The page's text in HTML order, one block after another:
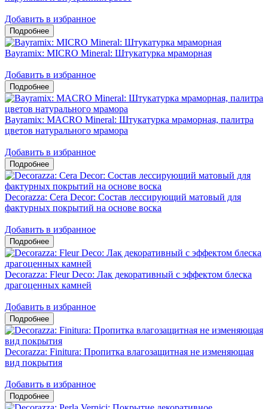
Добавить в избранное
Bayramix: MICRO Mineral: Штукатурка мраморная
Добавить в избранное
Bayramix: MACRO Mineral: Штукатурка мраморная, палитра
цветов натурального мрамора
Добавить в избранное
Decorazza: Cera Decor: Состав лессирующий матовый для
фактурных покрытий на основе воска
Добавить в избранное
Decorazza: Fleur Deco: Лак декоративный с эффектом блеска
драгоценных камней
Добавить в избранное
Decorazza: Finitura: Пропитка влагозащитная не изменяющая
вид покрытия
Добавить в избранное